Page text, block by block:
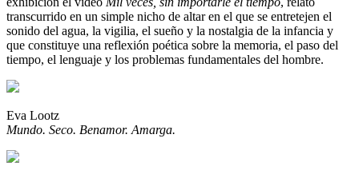
transcurrido en un simple nicho de altar en el que se entretejen el
sonido del agua, la vigilia, el sueño y la nostalgia de la infancia y
que constituye una reflexión poética sobre la memoria, el paso del
tiempo, el lenguaje y los problemas fundamentales del hombre.
Eva Lootz
Mundo. Seco. Benamor. Amarga.